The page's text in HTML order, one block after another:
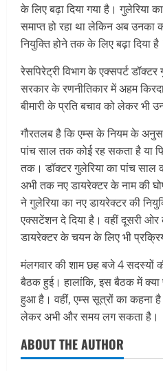
के लिए बढ़ा दिया गया है। गुलेरिया
समाप्त हो रहा था लेकिन अब उनका
नियुक्ति होने तक के लिए बढ़ा दिया है।
रेसपिरेट्री विभाग के एक्सपर्ट
सरकार के रणनीतिकार में अहम
बीमारी के प्रति बचाव को लेकर भी
गौरतलब है कि एम्स के नियम के
पांच साल तक कोई रह सकता है या
तक। डॉक्टर गुलेरिया का पांच साल
अभी तक नए डायरेक्टर के नाम की
ने गुलेरिया का नए डायरेक्टर की
एक्सटेंशन दे दिया है। वहीं दूसरी ओर
डायरेक्टर के चयन के लिए भी
मंलगवार की शाम छह बजे 4 सदस्यों
बैठक हुई। हालांकि, इस बैठक में
हुआ है। वहीं, एम्स सूत्रों का कहना
लेकर अभी और समय लग सकता है।
ABOUT THE AUTHOR